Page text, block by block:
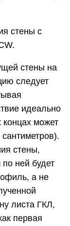
стены с
стены на
следует
идеально
концах может
стены,
ней будет
а не
листа ГКЛ,
первая